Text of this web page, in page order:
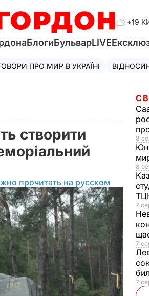
+19
БлогиБульварLIVE
ПРО МИР В УКРАЇНІ
створити
прочитать на русском
8
8
7
7
7